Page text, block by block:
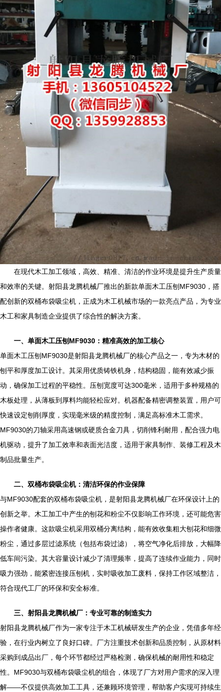
在现代木工加工领域，高效、精准、清洁的作业环境是提升生产质量
和效率的关键。射阳县龙腾机械厂推出的新款单面木工压刨MF9030，搭
配创新的双桶布袋吸尘机，正成为木工机械市场的一款亮点产品，为专业
木工和家具制造企业提供了综合性的解决方案。
一、单面木工压刨MF9030：精准高效的加工核心
单面木工压刨MF9030是射阳县龙腾机械厂的核心产品之一，专为木材的
刨平和厚度加工设计。其采用优质铸铁机身，结构稳固，能有效减少振
动，确保加工过程的平稳性。压刨宽度可达300毫米，适用于多种规格的
木板处理，从薄板到厚料均能轻松应对。机器配备精密调整装置，用户可
快速设定刨削厚度，实现毫米级的精度控制，满足高标准木工需求。
MF9030的刀轴采用高速钢或硬质合金刀具，切削锋利耐用，配合强力电
机驱动，提升了加工效率和表面光洁度，适用于家具制作、装修工程及木
制品批量生产。
二、双桶布袋吸尘机：清洁环保的作业保障
与MF9030配套的双桶布袋吸尘机，是射阳县龙腾机械厂在环保设计上的
创新之举。木工加工中产生的刨花和粉尘不仅影响工作环境，还可能危害
操作者健康。这款吸尘机采用双桶分离结构，能有效收集粗大刨花和细微
粉尘，通过多层过滤系统（包括布袋过滤），将空气净化后排放，大幅降
低车间污染。其大容量设计减少了清理频率，提高了连续作业能力，同时
吸力强劲，能紧密连接压刨机，实时吸收加工废料，保持工作区域整洁，
符合现代工厂的环保和安全标准。
三、射阳县龙腾机械厂：专业可靠的制造实力
射阳县龙腾机械厂作为一家专注于木工机械研发生产的企业，凭借多年经
验，在行业内树立了良好口碑。厂方注重技术创新和品质控制，从原材料
采购到成品出厂，每个环节都经过严格检测，确保机械的耐用性和稳定
性。MF9030与双桶布袋吸尘机的组合，体现了厂方对用户需求的深入理
解——不仅提供高效加工工具，还兼顾环境管理，帮助客户实现可持续生